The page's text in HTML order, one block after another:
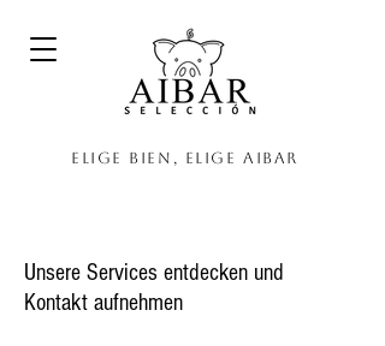
Elige bien, elige Aibar
Unsere Services entdecken und
Kontakt aufnehmen